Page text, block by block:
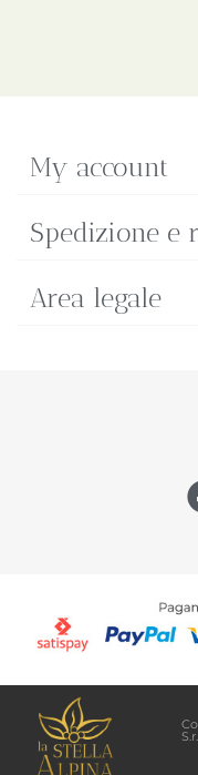
My account
Spedizione e
Area legale